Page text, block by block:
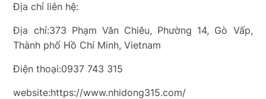
Địa chỉ liên hệ:
Địa chỉ:373 Phạm Văn Chiêu, Phường 14, Gò Vấp,
Thành phố Hồ Chí Minh, Vietnam
Điện thoại:0937 743 315
website:https://www.nhidong315.com/